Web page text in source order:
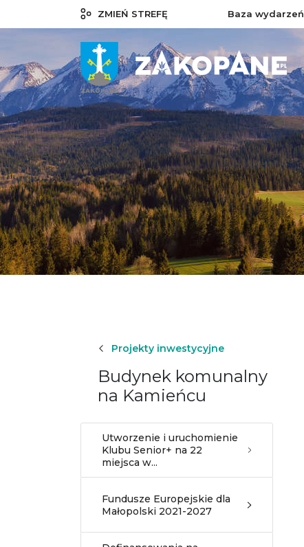
ZMIEŃ STREFĘ Baza wydarzeń
Projekty inwestycyjne
Budynek komunalny
na Kamieńcu
Utworzenie i uruchomienie
Klubu Senior+ na 22
miejsca w...
Fundusze Europejskie dla
Małopolski 2021-2027